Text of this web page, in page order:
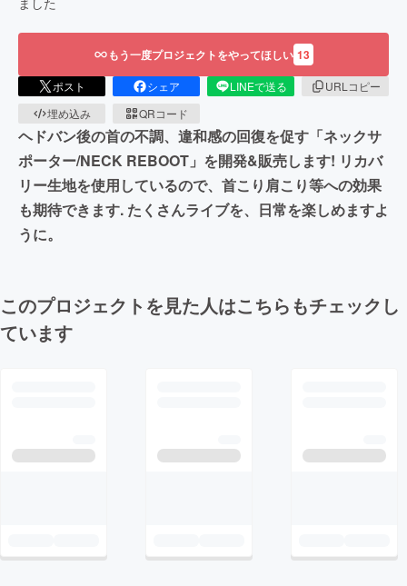
もう一度プロジェクトをやってほしい 13
ポスト シェア LINEで送る
URLコピー
埋め込み
QRコード
ヘドバン後の首の不調、違和感の回復を促す「ネックサ
ポーター/NECK REBOOT」を開発&販売します! リカバ
リー生地を使用しているので、首こり肩こり等への効果
も期待できます. たくさんライブを、日常を楽しめますよ
うに。
このプロジェクトを見た人はこちらもチェックし
ています